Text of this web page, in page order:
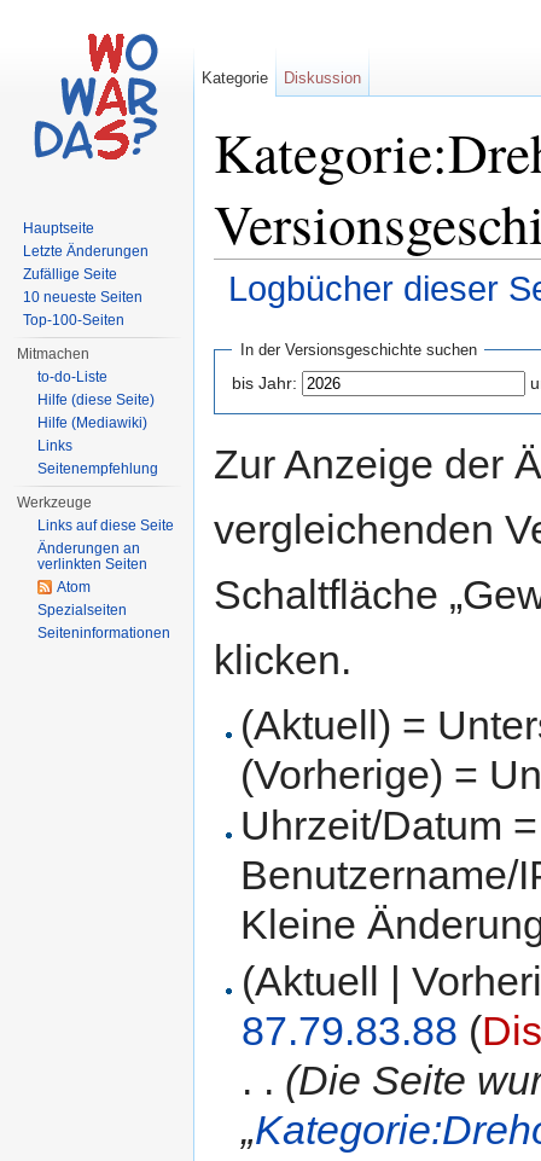
Logbücher dieser
In der Versionsgeschichte suchen
bis Jahr:
Zur Anzeige der
vergleichenden
Schaltfläche
klicken.
(Aktuell) =
(Vorherige) =
Uhrzeit/Datum
Benutzername/
Kleine
(Aktuell |
87.79.83.88 (
. . (Die Seite
„
Kategorie Diskussion
Hauptseite
Letzte Änderungen
Zufällige Seite
10 neueste Seiten
Top-100-Seiten
Mitmachen
to-do-Liste
Hilfe (diese Seite)
Hilfe (Mediawiki)
Links
Seitenempfehlung
Werkzeuge
Links auf diese Seite
Änderungen an
verlinkten Seiten
Atom
Spezialseiten
Seiteninformationen